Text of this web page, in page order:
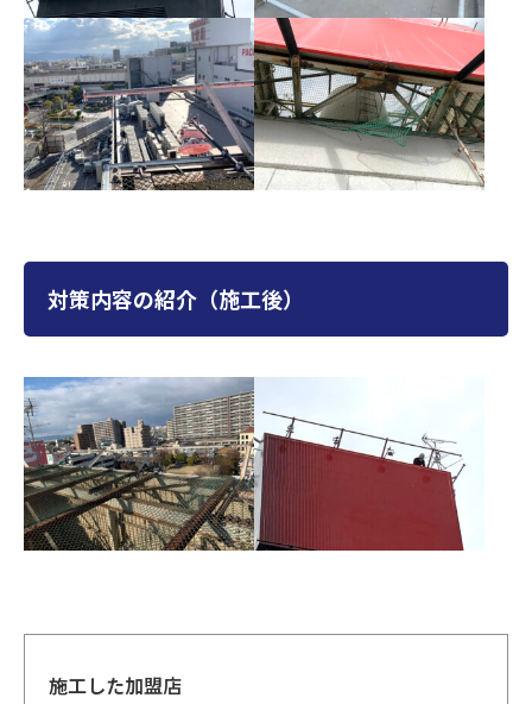
対策内容の紹介（施工後）
施工した加盟店